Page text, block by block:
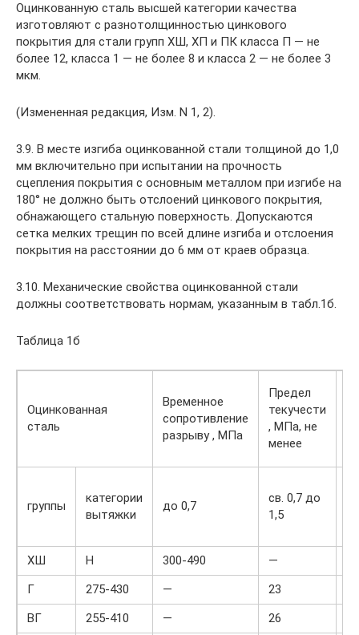
Оцинкованную сталь высшей категории качества
изготовляют с разнотолщинностью цинкового
покрытия для стали групп ХШ, ХП и ПК класса П — не
более 12, класса 1 — не более 8 и класса 2 — не более 3
мкм.
(Измененная редакция, Изм. N 1, 2).
3.9. В месте изгиба оцинкованной стали толщиной до 1,0
мм включительно при испытании на прочность
сцепления покрытия с основным металлом при изгибе на
180° не должно быть отслоений цинкового покрытия,
обнажающего стальную поверхность. Допускаются
сетка мелких трещин по всей длине изгиба и отслоения
покрытия на расстоянии до 6 мм от краев образца.
3.10. Механические свойства оцинкованной стали
должны соответствовать нормам, указанным в табл.1б.
Таблица 1б
Оцинкованная
сталь
Временное
сопротивление
разрыву , МПа
Предел
текучести
, МПа, не
менее
группы
категории
вытяжки
до 0,7
св. 0,7 до
1,5
ХШ
Н 300-490 —
Г
275-430 — 23
ВГ
255-410 — 26